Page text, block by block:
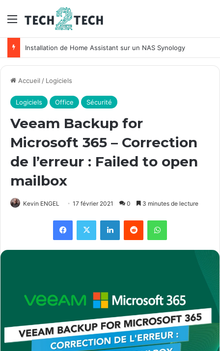
Menu
Accueil / Logiciels
Logiciels Office Sécurité
Veeam Backup for
Microsoft 365 – Correction
de l’erreur : Failed to open
mailbox
Kevin ENGEL 17 février 2021 0 3 minutes de lecture
Facebook
X LinkedinReddit WhatsApp